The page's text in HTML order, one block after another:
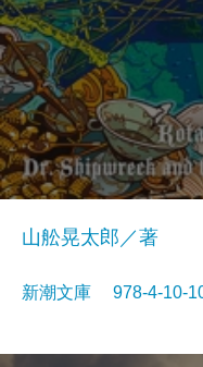
山舩晃太郎／著
新潮文庫 978-4-10-